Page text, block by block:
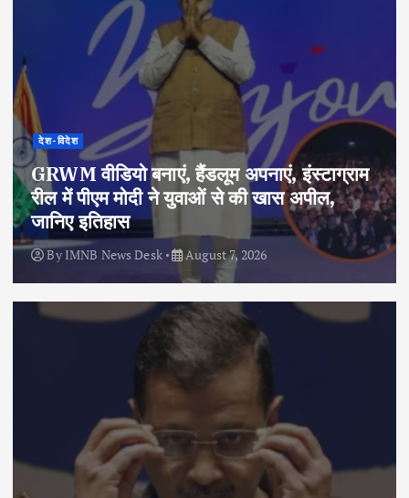
देश-विदेश
GRWM वीडियो बनाएं, हैंडलूम अपनाएं, इंस्टाग्राम
रील में पीएम मोदी ने युवाओं से की खास अपील,
जानिए इतिहास
By IMNB News Desk August 7, 2026